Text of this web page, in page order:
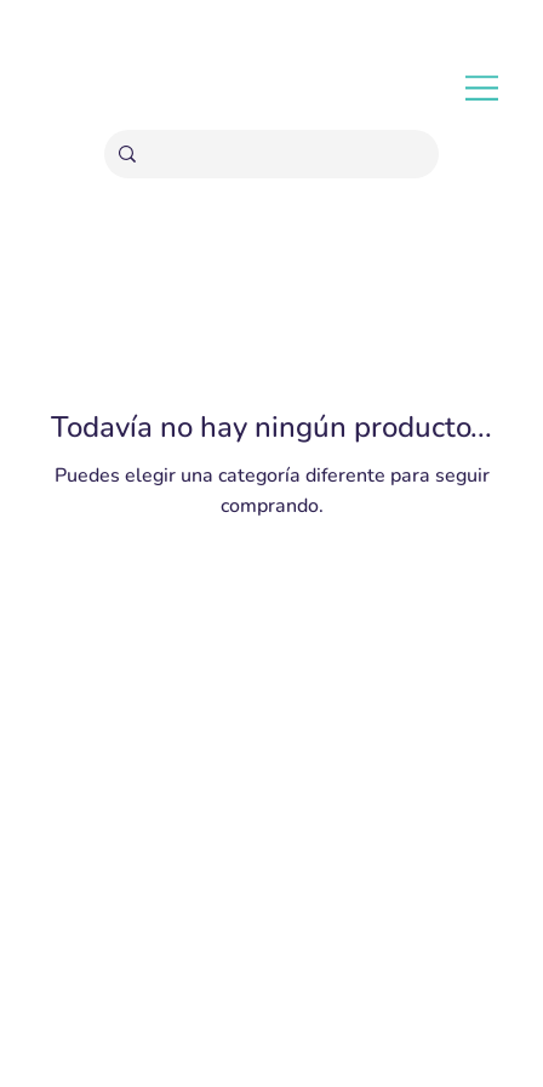
Todavía no hay ningún producto...
Puedes elegir una categoría diferente para seguir
comprando.